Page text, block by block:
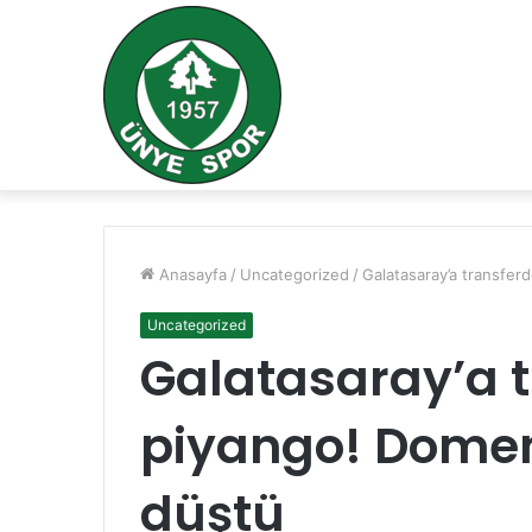
Anasayfa / Uncategorized / Galatasaray’a
Uncategorized
Galatasaray’a
piyango!
düştü